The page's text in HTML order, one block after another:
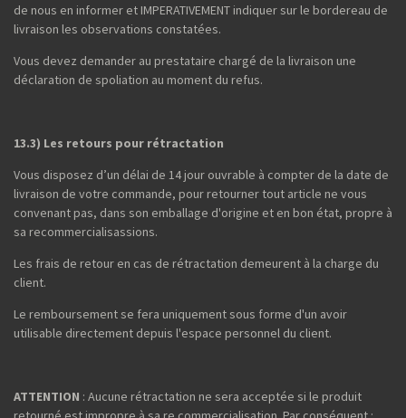
de nous en informer et IMPERATIVEMENT indiquer sur le bordereau de
livraison les observations constatées.
Vous devez demander au prestataire chargé de la livraison une
déclaration de spoliation au moment du refus.
13.3) Les retours pour rétractation
Vous disposez d’un délai de 14 jour ouvrable à compter de la date de
livraison de votre commande, pour retourner tout article ne vous
convenant pas, dans son emballage d'origine et en bon état, propre à
sa recommercialisassions.
Les frais de retour en cas de rétractation demeurent à la charge du
client.
Le remboursement se fera uniquement sous forme d'un avoir
utilisable directement depuis l'espace personnel du client.
ATTENTION : Aucune rétractation ne sera acceptée si le produit